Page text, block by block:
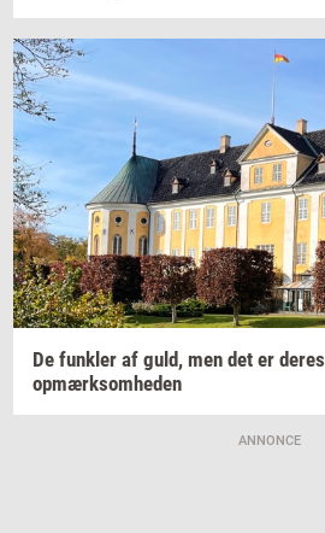
De funk­ler af guld, men det er deres
op­mærk­som­he­den
ANNONCE